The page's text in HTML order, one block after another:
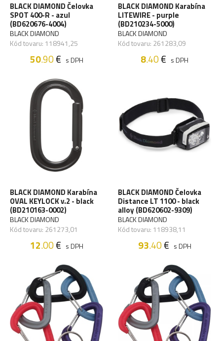
BLACK DIAMOND Čelovka
SPOT 400-R - azul
(BD620676-4004)
BLACK DIAMOND
Kód tovaru: 118941,25
50.90€ s DPH
BLACK DIAMOND Karabína
LITEWIRE - purple
(BD210234-5000)
BLACK DIAMOND
Kód tovaru: 261283,09
8.40€ s DPH
BLACK DIAMOND Karabína
OVAL KEYLOCK v.2 - black
(BD210163-0002)
BLACK DIAMOND
Kód tovaru: 261273,01
12.00€ s DPH
BLACK DIAMOND Čelovka
Distance LT 1100 - black
alloy (BD620602-9309)
BLACK DIAMOND
Kód tovaru: 118938,11
93.40€ s DPH